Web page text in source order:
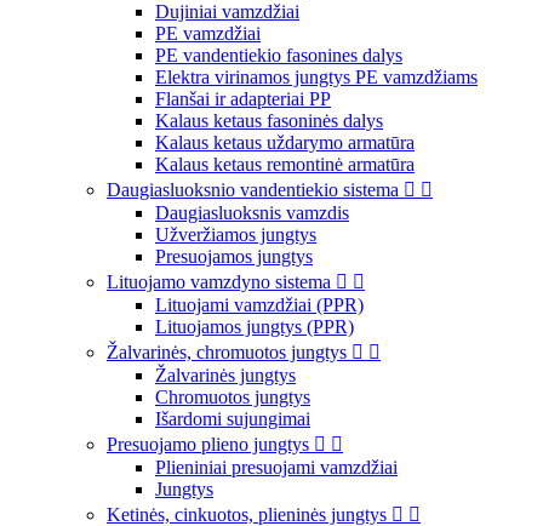
Dujiniai vamzdžiai
PE vamzdžiai
PE vandentiekio fasonines dalys
Elektra virinamos jungtys PE vamzdžiams
Flanšai ir adapteriai PP
Kalaus ketaus fasoninės dalys
Kalaus ketaus uždarymo armatūra
Kalaus ketaus remontinė armatūra
Daugiasluoksnio vandentiekio sistema  
Daugiasluoksnis vamzdis
Užveržiamos jungtys
Presuojamos jungtys
Lituojamo vamzdyno sistema  
Lituojami vamzdžiai (PPR)
Lituojamos jungtys (PPR)
Žalvarinės, chromuotos jungtys  
Žalvarinės jungtys
Chromuotos jungtys
Išardomi sujungimai
Presuojamo plieno jungtys  
Plieniniai presuojami vamzdžiai
Jungtys
Ketinės, cinkuotos, plieninės jungtys  